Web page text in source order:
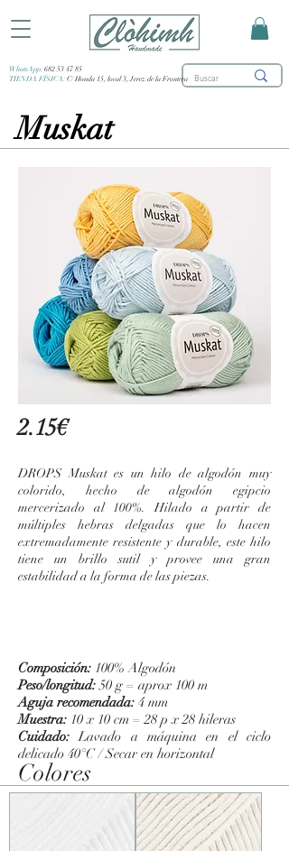
WhatsApp: 682 53 47 85
TIENDA FÍSICA: C/ Honda 15, local 3, Jerez de la Frontera
Muskat
2.15€
DROPS Muskat es un hilo de algodón muy
colorido, hecho de algodón egipcio
mercerizado al 100%. Hilado a partir de
múltiples hebras delgadas que lo hacen
extremadamente resistente y durable, este hilo
tiene un brillo sutil y provee una gran
estabilidad a la forma de las piezas.
Composición: 100% Algodón
Peso/longitud:50 g = aprox 100 m
Aguja recomendada: 4 mm
Muestra: 10 x 10 cm = 28 p x 28 hileras
Cuidado:Lavado a máquina en el ciclo
delicado 40°C / Secar en horizontal
Colores